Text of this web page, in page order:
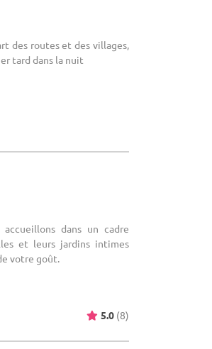
des routes et des villages,
tard dans la nuit
dans un cadre
et leurs jardins intimes
votre goût.
5.0 (8)